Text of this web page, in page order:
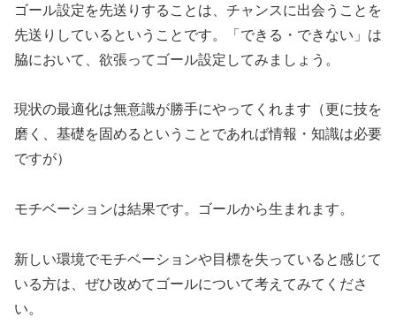
ゴール設定を先送りすることは、チャンスに出会うことを
先送りしているということです。「できる・できない」は
脇において、欲張ってゴール設定してみましょう。
現状の最適化は無意識が勝手にやってくれます（更に技を
磨く、基礎を固めるということであれば情報・知識は必要
ですが）
モチベーションは結果です。ゴールから生まれます。
新しい環境でモチベーションや目標を失っていると感じて
いる方は、ぜひ改めてゴールについて考えてみてくださ
い。